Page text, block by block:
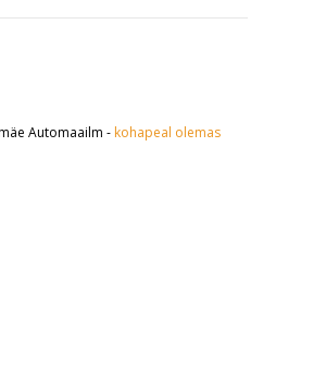
Automaailm - kohapeal olemas